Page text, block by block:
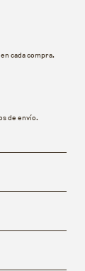
cada compra.
de envío.